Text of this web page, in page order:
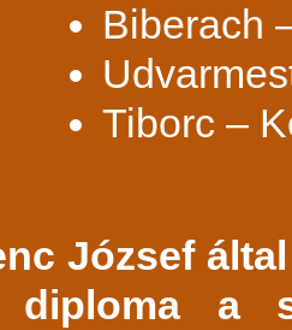
Biberach
Tiborc –
József
diploma a